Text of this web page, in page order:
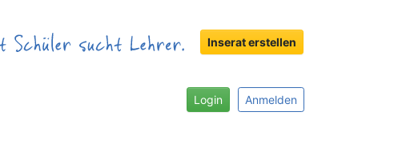
Inserat erstellen
Login Anmelden